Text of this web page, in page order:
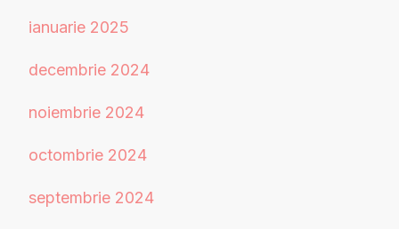
ianuarie 2025
decembrie 2024
noiembrie 2024
octombrie 2024
septembrie 2024